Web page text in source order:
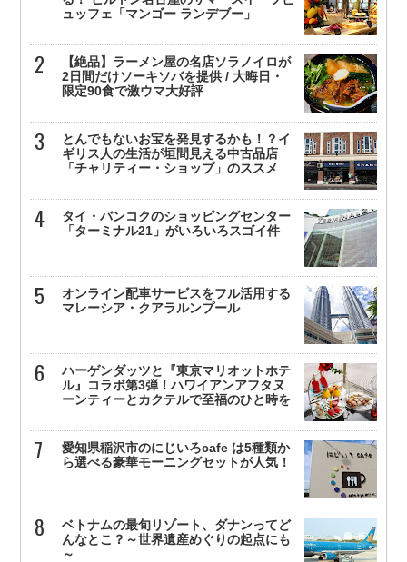
ュッフェ「マンゴー ランデブー」
【絶品】ラーメン屋の名店ソラノイロが
2日間だけソーキソバを提供 / 大晦日・
限定90食で激ウマ大好評
とんでもないお宝を発見するかも！？イ
ギリス人の生活が垣間見える中古品店
「チャリティー・ショップ」のススメ
タイ・バンコクのショッピングセンター
「ターミナル21」がいろいろスゴイ件
オンライン配車サービスをフル活用する
マレーシア・クアラルンプール
ハーゲンダッツと『東京マリオットホテ
ル』コラボ第3弾！ハワイアンアフタヌ
ーンティーとカクテルで至福のひと時を
愛知県稲沢市のにじいろcafe は5種類か
ら選べる豪華モーニングセットが人気！
ベトナムの最旬リゾート、ダナンってど
んなとこ？～世界遺産めぐりの起点にも
～